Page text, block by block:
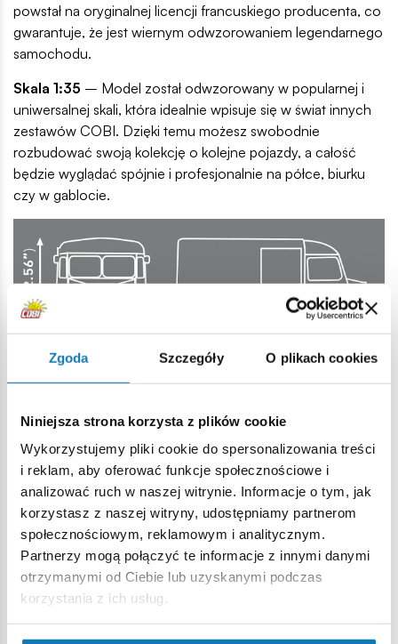
Zgoda Szczegóły O plikach cookies
Niniejsza strona korzysta z plików cookie
Wykorzystujemy pliki cookie do spersonalizowania treści
i reklam, aby oferować funkcje społecznościowe i
analizować ruch w naszej witrynie. Informacje o tym, jak
korzystasz z naszej witryny, udostępniamy partnerom
społecznościowym, reklamowym i analitycznym.
Partnerzy mogą połączyć te informacje z innymi danymi
otrzymanymi od Ciebie lub uzyskanymi podczas
korzystania z ich usług.
powstał na oryginalnej licencji francuskiego producenta, co
gwarantuje, że jest wiernym odwzorowaniem legendarnego
samochodu.
Skala 1:35 – Model został odwzorowany w popularnej i
uniwersalnej skali, która idealnie wpisuje się w świat innych
zestawów COBI. Dzięki temu możesz swobodnie
rozbudować swoją kolekcję o kolejne pojazdy, a całość
będzie wyglądać spójnie i profesjonalnie na półce, biurku
czy w gablocie.
187 szczegółowych elementów- Każdy klocek został
precyzyjnie zaprojektowany, by jak najwierniej oddać
charakter i wygląd prawdziwego samochodu serwisowego.
Niezależnie, czy jesteś młodym pasjonatem, czy dorosłym
kolekcjonerem – docenisz tę dbałość o każdy szczegół.